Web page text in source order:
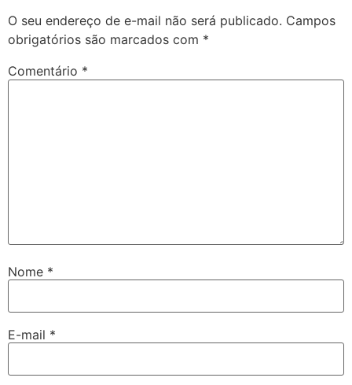
O seu endereço de e-mail não será publicado. Campos
obrigatórios são marcados com *
Comentário *
Nome *
E-mail *